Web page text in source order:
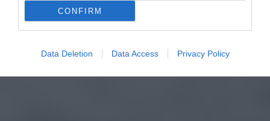
CONFIRM
Data Deletion Data Access Privacy Policy